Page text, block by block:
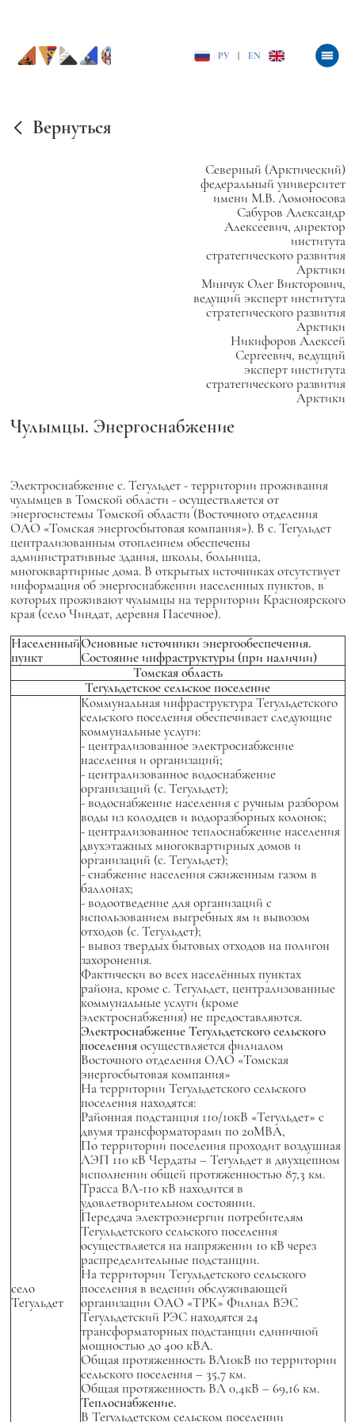
РУ EN
Вернуться
Северный (Арктический)
федеральный университет
имени М.В. Ломоносова
Сабуров Александр
Алексеевич, директор
института
стратегического развития
Арктики
Минчук Олег Викторович,
ведущий эксперт института
стратегического развития
Арктики
Никифоров Алексей
Сергеевич, ведущий
эксперт института
стратегического развития
Арктики
Чулымцы. Энергоснабжение
Электроснабжение с. Тегульдет - территории проживания
чулымцев в Томской области - осуществляется от
энергосистемы Томской области (Восточного отделения
ОАО «Томская энергосбытовая компания»). В с. Тегульдет
централизованным отоплением обеспечены
административные здания, школы, больница,
многоквартирные дома. В открытых источниках отсутствует
информация об энергоснабжении населенных пунктов, в
которых проживают чулымцы на территории Красноярского
края (село Чиндат, деревня Пасечное).
Населенный
пункт
Основные источники энергообеспечения.
Состояние инфраструктуры (при наличии)
Томская область
Тегульдетское сельское поселение
село
Тегульдет
Коммунальная инфраструктура Тегульдетского
сельского поселения обеспечивает следующие
коммунальные услуги:
- централизованное электроснабжение
населения и организаций;
- централизованное водоснабжение
организаций (с. Тегульдет);
- водоснабжение населения с ручным разбором
воды из колодцев и водоразборных колонок;
- централизованное теплоснабжение населения
двухэтажных многоквартирных домов и
организаций (с. Тегульдет);
- снабжение населения сжиженным газом в
баллонах;
- водоотведение для организаций с
использованием выгребных ям и вывозом
отходов (с. Тегульдет);
- вывоз твердых бытовых отходов на полигон
захоронения.
Фактически во всех населённых пунктах
района, кроме с. Тегульдет, централизованные
коммунальные услуги (кроме
электроснабжения) не предоставляются.
Электроснабжение Тегульдетского сельского
поселенияосуществляется филиалом
Восточного отделения ОАО «Томская
энергосбытовая компания»
На территории Тегульдетского сельского
поселения находятся:
Районная подстанция 110/10кВ «Тегульдет» с
двумя трансформаторами по 20МВА,
По территории поселения проходит воздушная
ЛЭП 110 кВ Чердаты – Тегульдет в двухцепном
исполнении общей протяженностью 87,3 км.
Трасса ВЛ-110 кВ находится в
удовлетворительном состоянии.
Передача электроэнергии потребителям
Тегульдетского сельского поселения
осуществляется на напряжении 10 кВ через
распределительные подстанции.
На территории Тегульдетского сельского
поселения в ведении обслуживающей
организации ОАО «ТРК» Филиал ВЭС
Тегульдетский РЭС находятся 24
трансформаторных подстанции единичной
мощностью до 400 кВА.
Общая протяженность ВЛ10кВ по территории
сельского поселения – 35,7 км.
Общая протяженность ВЛ 0,4кВ – 69,16 км.
Теплоснабжение.
В Тегульдетском сельском поселении